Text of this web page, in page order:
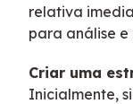
relativa
para análise
Criar uma
Inicialmente,